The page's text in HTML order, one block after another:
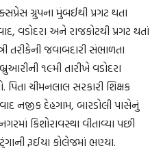
ગ્રુપના મુંબઈથી પ્રગટ થતા
વડોદરા અને રાજકોટથી પ્રગટ થતાં
તરીકેની જવાબદારી સંભાળતા
૧૯મી તારીખે વડોદરા
ચીમનલાલ સરકારી શિક્ષક
નજીક દેહગામ, બારડોલી પાસેનું
કિશોરાવસ્થા વીતાવ્યા પછી
રૂઈયા કોલેજમાં ભણ્યા.